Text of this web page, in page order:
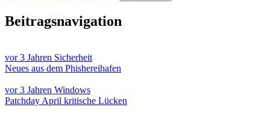
Beitragsnavigation
vor 3 Jahren Sicherheit
Neues aus dem Phishereihafen
vor 3 Jahren Windows
Patchday April kritische Lücken